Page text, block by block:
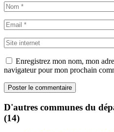
Enregistrez mon nom, mon
navigateur pour mon prochain
D'autres communes du
(14)